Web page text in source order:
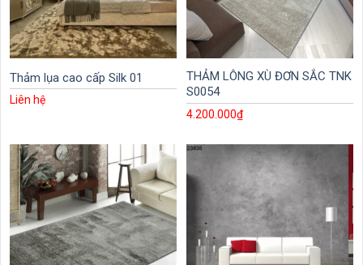
Thảm lụa cao cấp Silk 01
Liên hệ
THẢM LÔNG XÙ ĐƠN SẮC TNK
S0054
4.200.000₫